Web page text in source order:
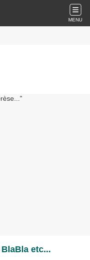
MENU
BlaBla etc...